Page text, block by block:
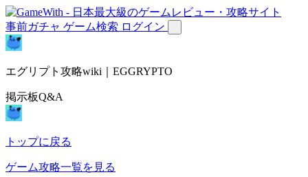
事前ガチャ ゲーム検索 ログイン
エグリプト攻略wiki｜EGGRYPTO
掲示板Q&A
トップに戻る
ゲーム攻略一覧を見る